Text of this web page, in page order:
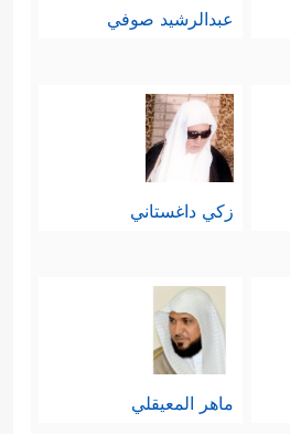
عبدالرشيد صوفي
زكي داغستاني
ماهر المعيقلي